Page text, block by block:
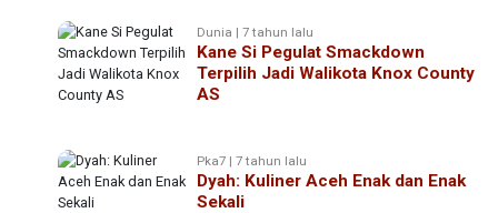
Dunia | 7 tahun lalu
Kane Si Pegulat Smackdown
Terpilih Jadi Walikota Knox County
AS
Pka7 | 7 tahun lalu
Dyah: Kuliner Aceh Enak dan Enak
Sekali